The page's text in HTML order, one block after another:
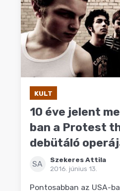
KULT
10 éve jelent
ban a Protest
debütáló
SA
Szekeres Attila
2016. június 13.
Pontosabban az USA-